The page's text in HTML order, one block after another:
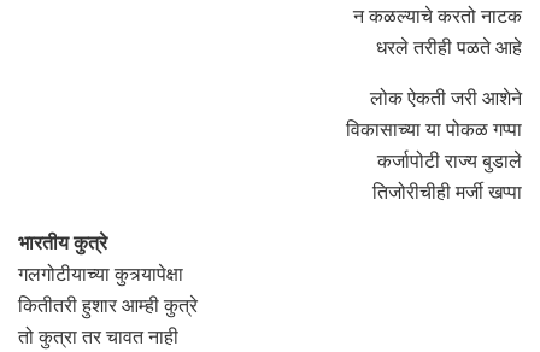
न कळल्याचे करतो नाटक
धरले तरीही पळते आहे
लोक ऐकती जरी आशेने
विकासाच्या या पोकळ गप्पा
कर्जापोटी राज्य बुडाले
तिजोरीचीही मर्जी खप्पा
भारतीय कुत्रे
गलगोटीयाच्या कुत्र्यापेक्षा
कितीतरी हुशार आम्ही कुत्रे
तो कुत्रा तर चावत नाही